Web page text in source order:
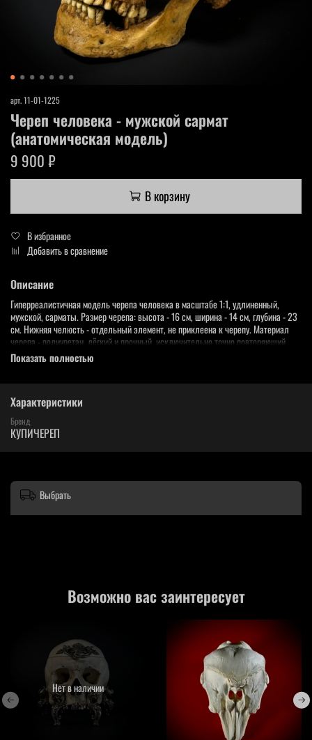
арт.11-01-1225
Череп человека - мужской сармат
(анатомическая модель)
9 900 ₽
В корзину
В избранное
Добавить в сравнение
Описание
Гиперреалистичная модель черепа человека в масштабе 1:1, удлиненный,
мужской, сарматы. Размер черепа: высота - 16 см, ширина - 14 см, глубина - 23
см. Нижняя челюсть - отдельный элемент, не приклеена к черепу. Материал
черепа - полиуретан, лёгкий и прочный, исключительно точно повторяющий
настоящий череп человека до мельчайших деталей. Полностью ручная работа,
ручное окрашивание, имитирующее настоящий оттенок костей черепа. Цвет
Показать полностью
Характеристики
Бренд
КУПИЧЕРЕП
Выбрать
Возможно вас заинтересует
Нет в наличии